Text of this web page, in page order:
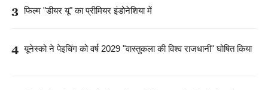
3 फिल्म "डीयर यू" का प्रीमियर इंडोनेशिया में
4 यूनेस्को ने पेइचिंग को वर्ष 2029 "वास्तुकला की विश्व राजधानी" घोषित किया